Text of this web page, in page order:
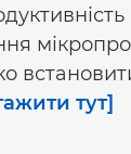
тут]